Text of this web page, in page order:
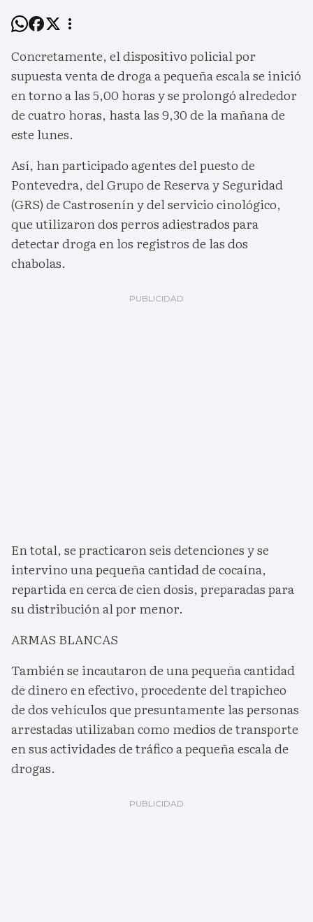
Concretamente, el dispositivo policial por
supuesta venta de droga a pequeña escala se inició
en torno a las 5,00 horas y se prolongó alrededor
de cuatro horas, hasta las 9,30 de la mañana de
este lunes.
Así, han participado agentes del puesto de
Pontevedra, del Grupo de Reserva y Seguridad
(GRS) de Castrosenín y del servicio cinológico,
que utilizaron dos perros adiestrados para
detectar droga en los registros de las dos
chabolas.
En total, se practicaron seis detenciones y se
intervino una pequeña cantidad de cocaína,
repartida en cerca de cien dosis, preparadas para
su distribución al por menor.
ARMAS BLANCAS
También se incautaron de una pequeña cantidad
de dinero en efectivo, procedente del trapicheo
de dos vehículos que presuntamente las personas
arrestadas utilizaban como medios de transporte
en sus actividades de tráfico a pequeña escala de
drogas.